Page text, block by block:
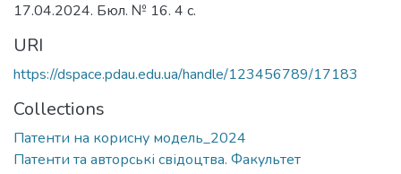
17.04.2024. Бюл. № 16. 4 с.
URI
https://dspace.pdau.edu.ua/handle/123456789/17183
Collections
Патенти на корисну модель_2024
Патенти та авторські свідоцтва. Факультет